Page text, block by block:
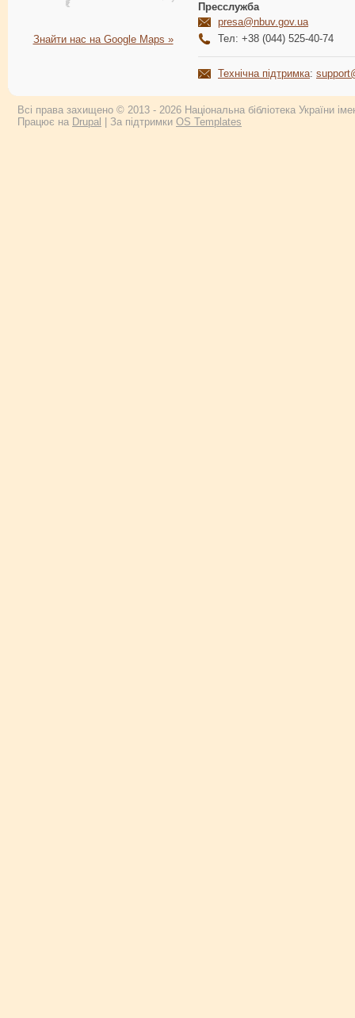
Знайти нас на Google Maps »
Пресслужба
presa@nbuv.gov.ua
Тел: +38 (044) 525-40-74
Технічна підтримка:
Всі права захищено © 2013 - 2026 Національна бібліотека України
Працює на Drupal | За підтримки OS Templates